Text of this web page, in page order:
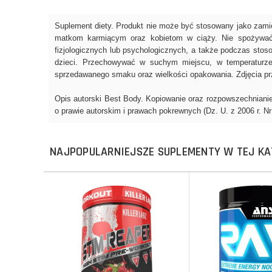
NAJPOPULARNIEJSZE SUPLEMENTY W TEJ